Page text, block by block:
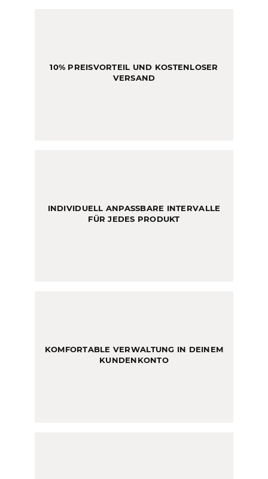
10% PREISVORTEIL UND KOSTENLOSER
VERSAND
INDIVIDUELL ANPASSBARE INTERVALLE
FÜR JEDES PRODUKT
KOMFORTABLE VERWALTUNG IN DEINEM
KUNDENKONTO